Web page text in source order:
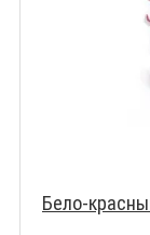
Бело-